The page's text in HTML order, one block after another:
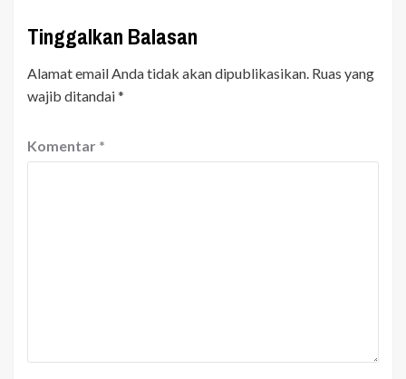
Tinggalkan Balasan
Alamat email Anda tidak akan dipublikasikan. Ruas yang
wajib ditandai*
Komentar *